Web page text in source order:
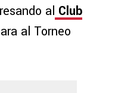
al Club
al Torneo